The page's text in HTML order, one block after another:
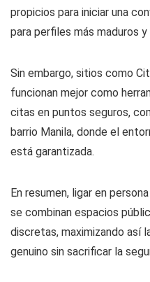
propicios para iniciar una
para perfiles más maduros
Sin embargo, sitios como
funcionan mejor como
citas en puntos seguros,
barrio Manila, donde el
está garantizada.
En resumen, ligar en
se combinan espacios
discretas, maximizando así
genuino sin sacrificar la